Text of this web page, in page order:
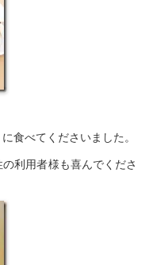
食べてくださいました。
利用者様も喜んでくださ